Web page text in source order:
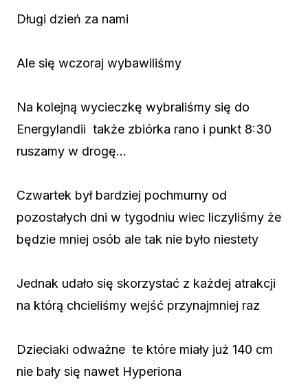
Długi dzień za nami
Ale się wczoraj wybawiliśmy
Na kolejną wycieczkę wybraliśmy się do
Energylandii także zbiórka rano i punkt 8:30
ruszamy w drogę…
Czwartek był bardziej pochmurny od
pozostałych dni w tygodniu wiec liczyliśmy że
będzie mniej osób ale tak nie było niestety
Jednak udało się skorzystać z każdej atrakcji
na którą chcieliśmy wejść przynajmniej raz
Dzieciaki odważne te które miały już 140 cm
nie bały się nawet Hyperiona